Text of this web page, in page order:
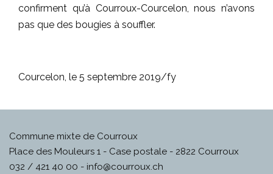
confirment qu’à Courroux-Courcelon, nous n’avons
pas que des bougies à souffler.
Courcelon, le 5 septembre 2019/fy
Commune mixte de Courroux
Place des Mouleurs 1 - Case postale - 2822 Courroux
032 / 421 40 00 - info@courroux.ch